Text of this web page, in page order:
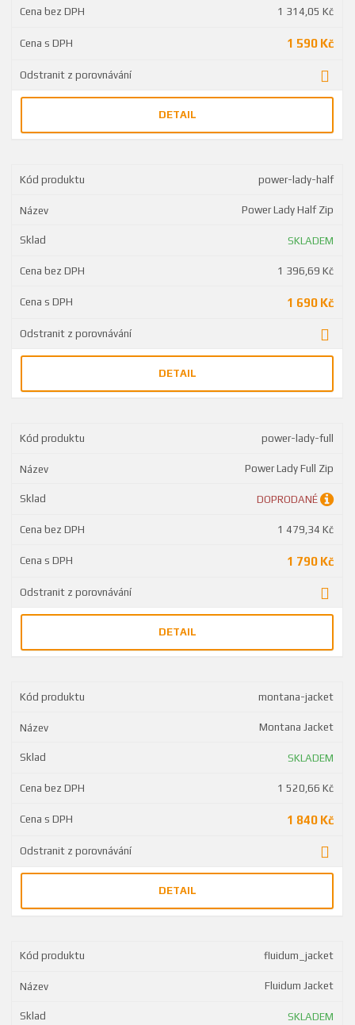
1 314,05 Kč
1 590 Kč
DETAIL
power-lady-half
Power Lady Half Zip
SKLADEM
1 396,69 Kč
1 690 Kč
DETAIL
power-lady-full
Power Lady Full Zip
DOPRODANÉ
1 479,34 Kč
1 790 Kč
DETAIL
montana-jacket
Montana Jacket
SKLADEM
1 520,66 Kč
1 840 Kč
DETAIL
fluidum_jacket
Fluidum Jacket
SKLADEM